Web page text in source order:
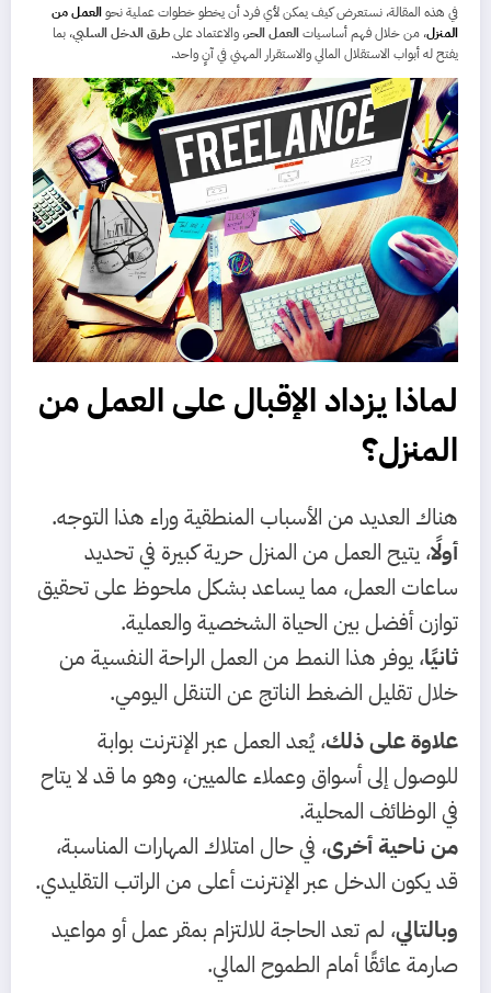
في هذه المقالة، نستعرض كيف يمكن لأي فرد أن يخطو خطوات عملية نحوالعمل من
المنزل، من خلال فهم أساسياتالعمل الحر، والاعتماد علىطرق الدخل السلبي، بما
يفتح له أبواب الاستقلال المالي والاستقرار المهني في آنٍ واحد.
لماذا يزداد الإقبال على العمل من
المنزل؟
هناك العديد من الأسباب المنطقية وراء هذا التوجه.
أولًا، يتيح العمل من المنزل حرية كبيرة في تحديد
ساعات العمل، مما يساعد بشكل ملحوظ على تحقيق
توازن أفضل بين الحياة الشخصية والعملية.
ثانيًا، يوفر هذا النمط من العمل الراحة النفسية من
خلال تقليل الضغط الناتج عن التنقل اليومي.
علاوة على ذلك، يُعد العمل عبر الإنترنت بوابة
للوصول إلى أسواق وعملاء عالميين، وهو ما قد لا يتاح
في الوظائف المحلية.
من ناحية أخرى، في حال امتلاك المهارات المناسبة،
قد يكون الدخل عبر الإنترنت أعلى من الراتب التقليدي.
وبالتالي، لم تعد الحاجة للالتزام بمقر عمل أو مواعيد
صارمة عائقًا أمام الطموح المالي.